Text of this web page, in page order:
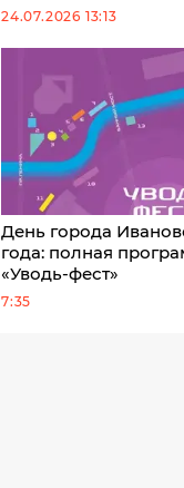
24.07.2026 13:13
День города
года: полная
«Уводь-фест»
7:35